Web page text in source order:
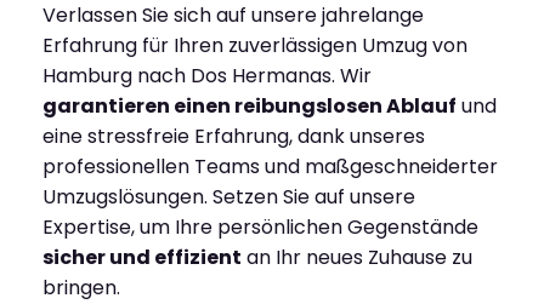
Verlassen Sie sich auf unsere jahrelange
Erfahrung für Ihren zuverlässigen Umzug von
Hamburg nach Dos Hermanas. Wir
garantieren einen reibungslosen Ablauf und
eine stressfreie Erfahrung, dank unseres
professionellen Teams und maßgeschneiderter
Umzugslösungen. Setzen Sie auf unsere
Expertise, um Ihre persönlichen Gegenstände
sicher und effizient an Ihr neues Zuhause zu
bringen.